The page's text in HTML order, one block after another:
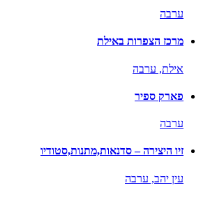
ערבה
מרכז הצפרות באילת
אילת, ערבה
פארק ספיר
ערבה
זיו היצירה – סדנאות,מתנות,סטודיו
עין יהב, ערבה